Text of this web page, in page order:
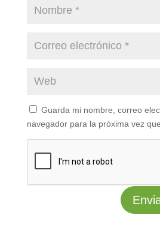
Guarda mi nombre, correo
navegador para la próxima vez